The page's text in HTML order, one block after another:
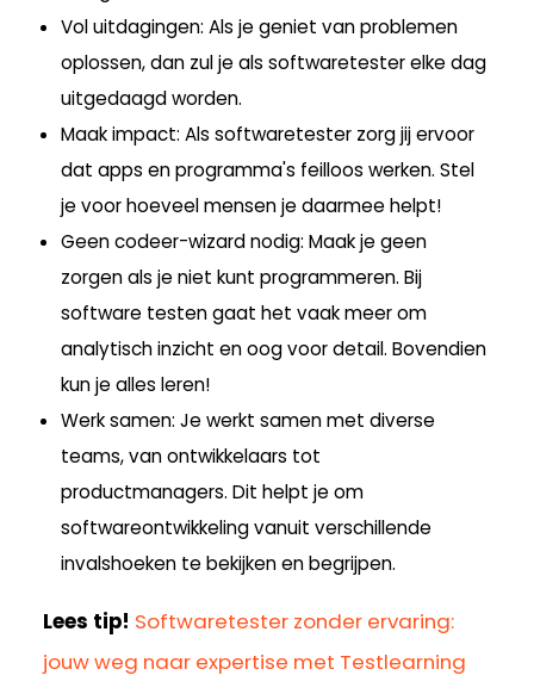
Vol uitdagingen: Als je geniet van problemen
oplossen, dan zul je als softwaretester elke dag
uitgedaagd worden.
Maak impact: Als softwaretester zorg jij ervoor
dat apps en programma's feilloos werken. Stel
je voor hoeveel mensen je daarmee helpt!
Geen codeer-wizard nodig: Maak je geen
zorgen als je niet kunt programmeren. Bij
software testen gaat het vaak meer om
analytisch inzicht en oog voor detail. Bovendien
kun je alles leren!
Werk samen: Je werkt samen met diverse
teams, van ontwikkelaars tot
productmanagers. Dit helpt je om
softwareontwikkeling vanuit verschillende
invalshoeken te bekijken en begrijpen.
Lees tip! Softwaretester zonder ervaring:
jouw weg naar expertise met Testlearning